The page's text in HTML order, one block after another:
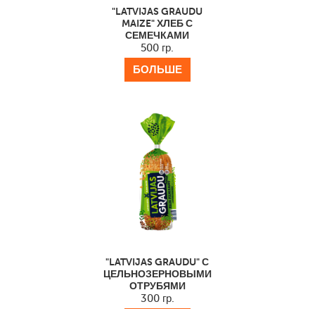
"LATVIJAS GRAUDU
MAIZE" ХЛЕБ С
СЕМЕЧКАМИ
500 гр.
БОЛЬШЕ
"LATVIJAS GRAUDU" С
ЦЕЛЬНОЗЕРНОВЫМИ
ОТРУБЯМИ
300 гр.